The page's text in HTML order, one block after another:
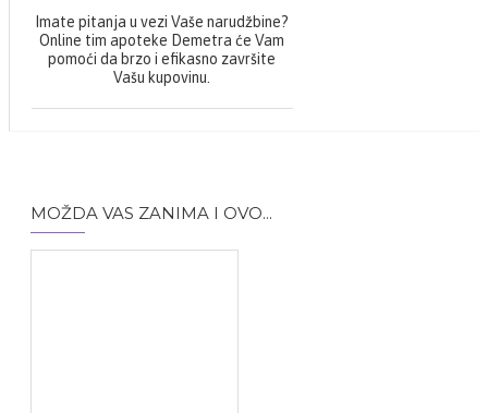
Imate pitanja u vezi Vaše narudžbine?
Online tim apoteke Demetra će Vam
pomoći da brzo i efikasno završite
Vašu kupovinu.
MOŽDA VAS ZANIMA I OVO...